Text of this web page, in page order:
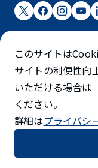
成田国際空
成田国際空港は成田国際空港
©NARITA INTERNATIONAL
SKYTRAX
5スターエアポ
このサイトは
サイトの利便性向
いただける場合は
ください。
詳細はプライバシ